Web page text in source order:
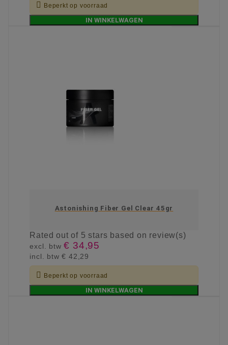
 Beperkt op voorraad
IN WINKELWAGEN
Astonishing Fiber Gel Clear 45gr
Ratedout of 5 stars based on review(s)
excl. btw€ 34,95
incl. btw€ 42,29
 Beperkt op voorraad
IN WINKELWAGEN